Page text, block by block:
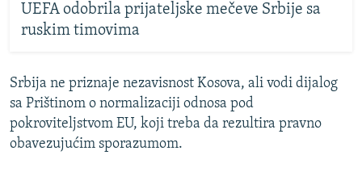
UEFA odobrila prijateljske mečeve Srbije sa
ruskim timovima
Srbija ne priznaje nezavisnost Kosova, ali vodi dijalog
sa Prištinom o normalizaciji odnosa pod
pokroviteljstvom EU, koji treba da rezultira pravno
obavezujućim sporazumom.